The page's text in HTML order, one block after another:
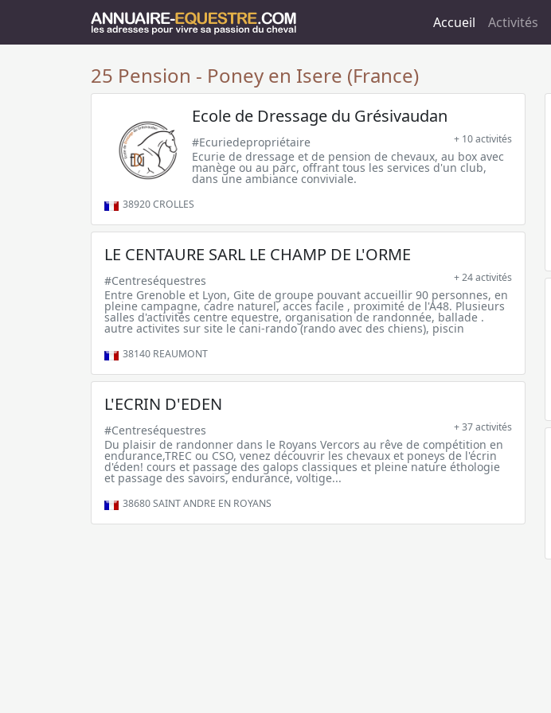
Accueil Activités
25 Pension - Poney en Isere (France)
Ecole de Dressage du Grésivaudan
#Ecuriedepropriétaire + 10 activités
Ecurie de dressage et de pension de chevaux, au box avec
manège ou au parc, offrant tous les services d'un club,
dans une ambiance conviviale.
38920CROLLES
LE CENTAURE SARL LE CHAMP DE L'ORME
#Centreséquestres + 24 activités
Entre Grenoble et Lyon, Gite de groupe pouvant accueillir 90 personnes, en
pleine campagne, cadre naturel, acces facile , proximité de l'A48. Plusieurs
salles d'activités centre equestre, organisation de randonnée, ballade .
autre activites sur site le cani-rando (rando avec des chiens), piscin
38140 REAUMONT
L'ECRIN D'EDEN
#Centreséquestres + 37 activités
Du plaisir de randonner dans le Royans Vercors au rêve de compétition en
endurance,TREC ou CSO, venez découvrir les chevaux et poneys de l'écrin
d'éden! cours et passage des galops classiques et pleine nature éthologie
et passage des savoirs, endurance, voltige...
38680SAINT ANDRE EN ROYANS